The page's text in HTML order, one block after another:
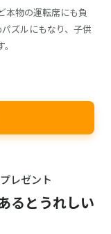
本物の運転席にも負
ズルにもなり、子供
レゼント
るとうれしい